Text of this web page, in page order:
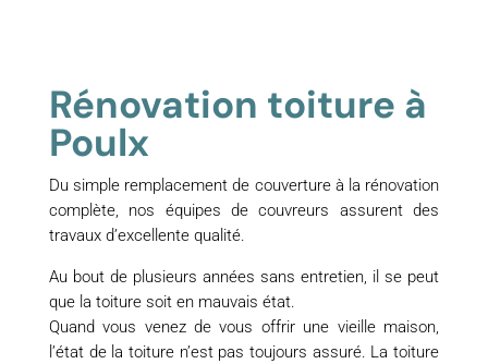
Rénovation toiture à
Poulx
Du simple remplacement de couverture à la rénovation
complète, nos équipes de couvreurs assurent des
travaux d’excellente qualité.
Au bout de plusieurs années sans entretien, il se peut
que la toiture soit en mauvais état.
Quand vous venez de vous offrir une vieille maison,
l’état de la toiture n’est pas toujours assuré. La toiture